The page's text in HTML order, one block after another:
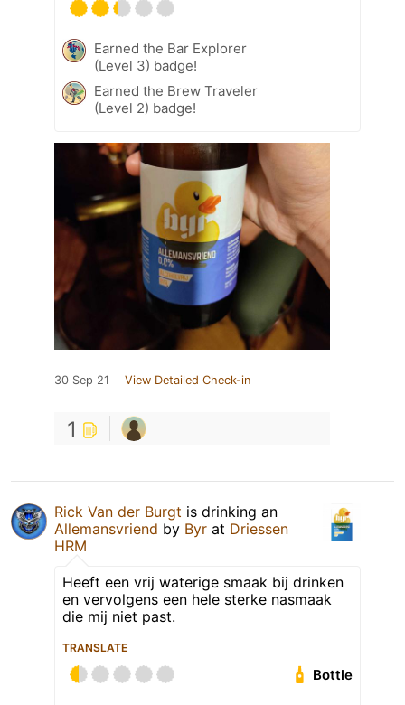
Earned the Bar Explorer
(Level 3) badge!
Earned the Brew Traveler
(Level 2) badge!
30 Sep 21 View Detailed Check-in
1
Rick Van der Burgt is drinking an
Allemansvriend by Byr at Driessen
HRM
Heeft een vrij waterige smaak bij drinken
en vervolgens een hele sterke nasmaak
die mij niet past.
TRANSLATE
Bottle